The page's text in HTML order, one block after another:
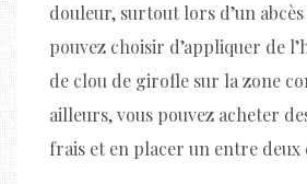
douleur, surtout lors d’un
pouvez choisir d’appliquer de
de clou de girofle sur la zone
ailleurs, vous pouvez acheter
frais et en placer un entre deux